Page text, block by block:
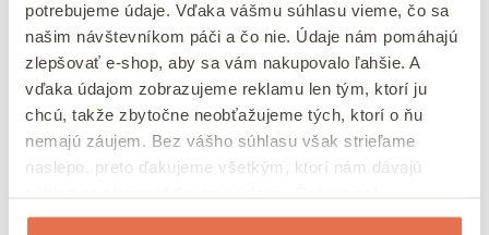
potrebujeme údaje. Vďaka vášmu súhlasu vieme, čo sa
našim návštevníkom páči a čo nie. Údaje nám pomáhajú
zlepšovať e-shop, aby sa vám nakupovalo ľahšie. A
vďaka údajom zobrazujeme reklamu len tým, ktorí ju
chcú, takže zbytočne neobťažujeme tých, ktorí o ňu
nemajú záujem. Bez vášho súhlasu však strieľame
naslepo, preto ďakujeme všetkým, ktorí nám dávajú
Ako využiť prezreté banány? Najlepšie rýchle recepty s
prezretými banánmi.